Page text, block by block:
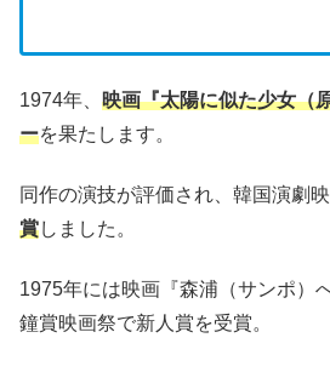
1974年、 映画『太陽に似た少女（
ーを果たします。
同作の演技が評価され、韓国演劇
賞しました。
1975年には映画『森浦（サンポ）
鐘賞映画祭で新人賞を受賞。